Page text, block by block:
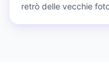
retrò delle vecchie